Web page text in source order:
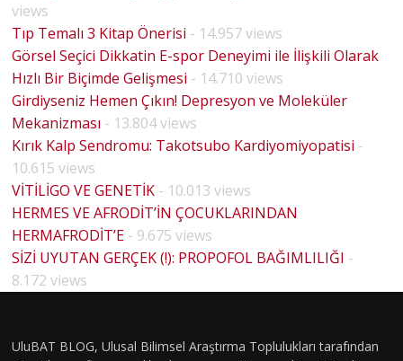
views
Tıp Temalı 3 Kitap Önerisi - 14.957 views
Görsel Seçici Dikkatin E-spor Deneyimi ile İlişkili Olarak
Hızlı Bir Biçimde Gelişmesi - 14.710 views
Girdiyseniz Hemen Çıkın! Depresyon ve Moleküler
Mekanizması - 13.804 views
Kırık Kalp Sendromu: Takotsubo Kardiyomiyopatisi -
10.615 views
VİTİLİGO VE GENETİK - 10.013 views
HERMES VE AFRODİT’İN ÇOCUKLARINDAN
HERMAFRODİT’E - 9.675 views
SİZİ UYUTAN GERÇEK (!): PROPOFOL BAĞIMLILIĞI -
8.172 views
UluBAT BLOG, Ulusal Bilimsel Araştırma Toplulukları tarafından
BİYOLO